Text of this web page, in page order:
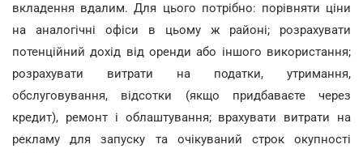
вкладення вдалим. Для цього потрібно: порівняти ціни
на аналогічні офіси в цьому ж районі; розрахувати
потенційний дохід від оренди або іншого використання;
розрахувати витрати на податки, утримання,
обслуговування, відсотки (якщо придбаваєте через
кредит), ремонт і облаштування; врахувати витрати на
рекламу для запуску та очікуваний строк окупності